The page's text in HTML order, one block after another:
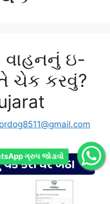
ગ્રુપ જોડાવો
વાહનનું ઇ-
ચેક કરવું?